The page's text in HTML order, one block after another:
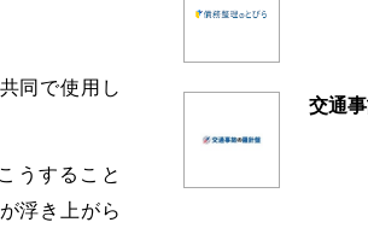
同で使用し
うすること
浮き上がら
交通